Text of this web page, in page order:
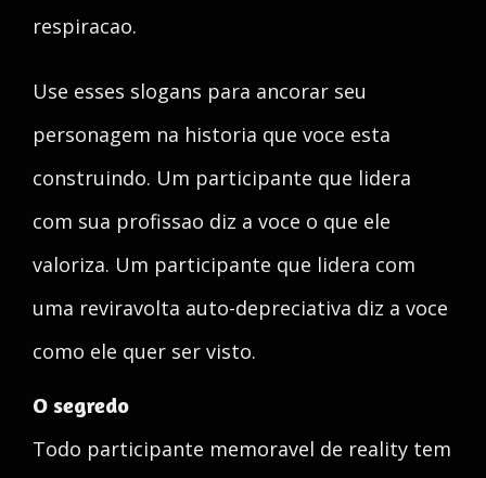
respiracao.
Use esses slogans para ancorar seu
personagem na historia que voce esta
construindo. Um participante que lidera
com sua profissao diz a voce o que ele
valoriza. Um participante que lidera com
uma reviravolta auto-depreciativa diz a voce
como ele quer ser visto.
O segredo
Todo participante memoravel de reality tem